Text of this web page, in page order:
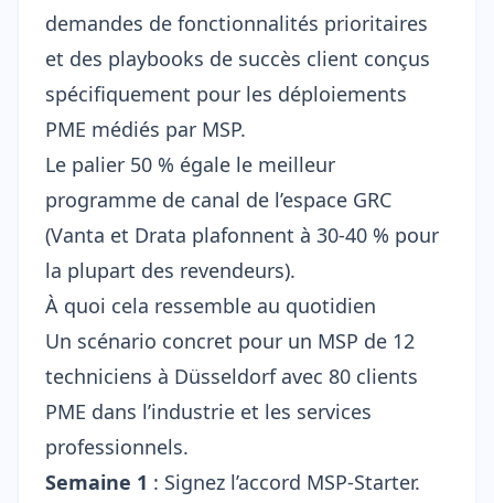
demandes de fonctionnalités prioritaires
et des playbooks de succès client conçus
spécifiquement pour les déploiements
PME médiés par MSP.
Le palier 50 % égale le meilleur
programme de canal de l’espace GRC
(Vanta et Drata plafonnent à 30-40 % pour
la plupart des revendeurs).
À quoi cela ressemble au quotidien
Un scénario concret pour un MSP de 12
techniciens à Düsseldorf avec 80 clients
PME dans l’industrie et les services
professionnels.
Semaine 1 : Signez l’accord MSP-Starter.